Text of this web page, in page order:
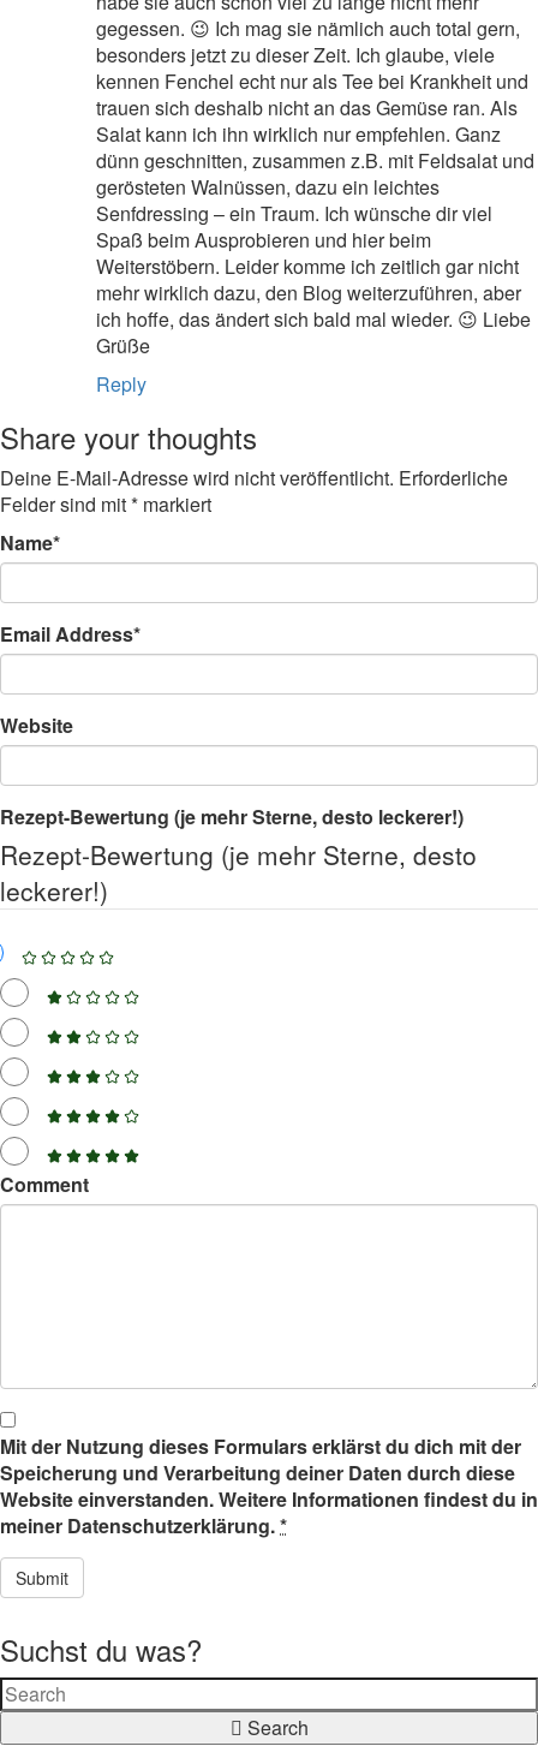
gegessen. 😉 Ich mag sie nämlich auch total gern,
besonders jetzt zu dieser Zeit. Ich glaube, viele
kennen Fenchel echt nur als Tee bei Krankheit und
trauen sich deshalb nicht an das Gemüse ran. Als
Salat kann ich ihn wirklich nur empfehlen. Ganz
dünn geschnitten, zusammen z.B. mit Feldsalat und
gerösteten Walnüssen, dazu ein leichtes
Senfdressing – ein Traum. Ich wünsche dir viel
Spaß beim Ausprobieren und hier beim
Weiterstöbern. Leider komme ich zeitlich gar nicht
mehr wirklich dazu, den Blog weiterzuführen, aber
ich hoffe, das ändert sich bald mal wieder. 😉 Liebe
Grüße
Reply
Share your thoughts
Deine E-Mail-Adresse wird nicht veröffentlicht. Erforderliche
Felder sind mit* markiert
Name*
Email Address*
Website
Rezept-Bewertung (je mehr Sterne, desto leckerer!)
Rezept-Bewertung (je mehr Sterne, desto
leckerer!)
Comment
Mit der Nutzung dieses Formulars erklärst du dich mit der
Speicherung und Verarbeitung deiner Daten durch diese
Website einverstanden. Weitere Informationen findest du in
meiner Datenschutzerklärung.*
Suchst du was?
Search